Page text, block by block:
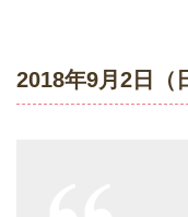
2018年9月2日（